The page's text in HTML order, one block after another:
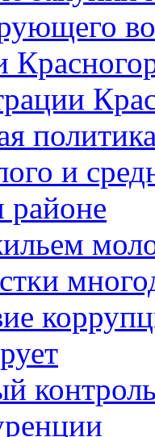
и
районе